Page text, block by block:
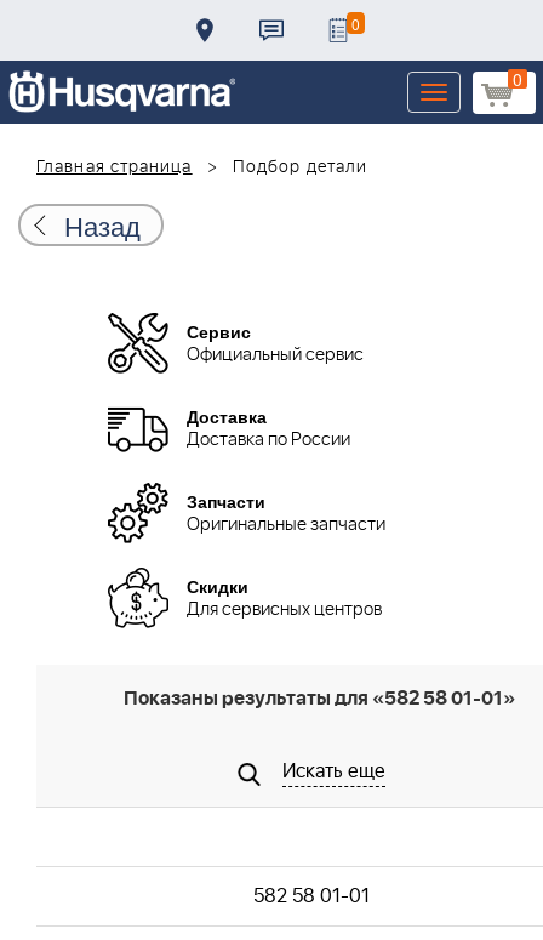
0
0
Toggle
navigation
Главная страница
Подбор детали
Назад
Сервис
Официальный сервис
Доставка
Доставка по России
Запчасти
Оригинальные запчасти
Скидки
Для сервисных центров
Показаны результаты для «582 58 01-01»
Искать еще
582 58 01-01